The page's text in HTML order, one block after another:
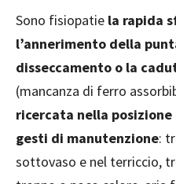
Sono fisiopatie la rapida
l’annerimento della
disseccamento o la
(mancanza di ferro
ricercata nella
gesti di manutenzione:
sottovaso e nel terriccio,